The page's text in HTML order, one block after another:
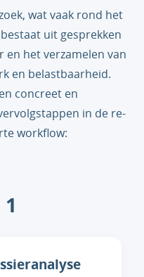
wat vaak rond het
uit gesprekken
en het verzamelen van
en belastbaarheid.
concreet en
in de re-
workflow: